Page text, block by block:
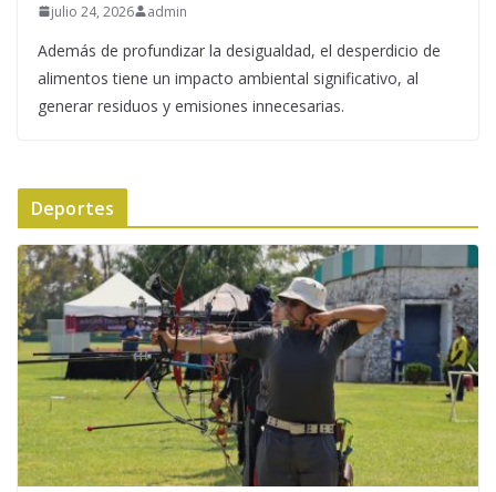
julio 24, 2026 admin
Además de profundizar la desigualdad, el desperdicio de
alimentos tiene un impacto ambiental significativo, al
generar residuos y emisiones innecesarias.
Deportes